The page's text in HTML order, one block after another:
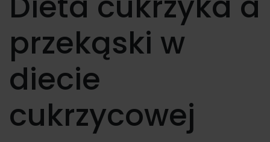
przekąski w
diecie
cukrzycowej